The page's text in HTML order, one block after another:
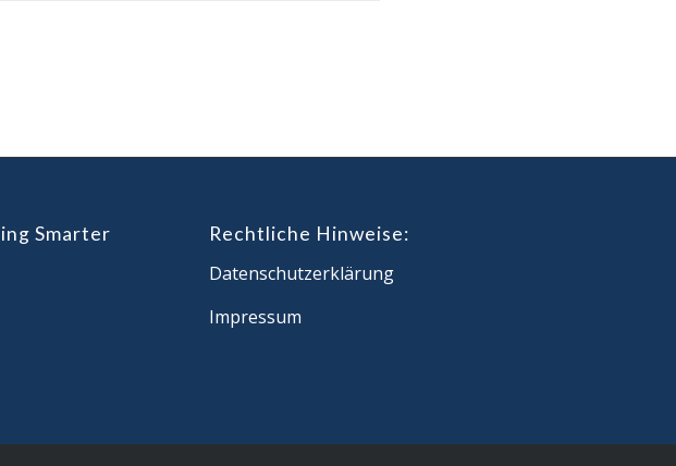
Smarter
Rechtliche Hinweise:
Datenschutzerklärung
Impressum